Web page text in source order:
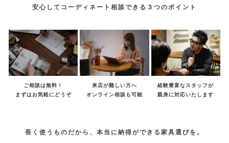
安心してコーディネート相談できる３つのポイント
ご相談は無料！
まずはお気軽にどうぞ
来店が難しい方へ
オンライン相談も可能
経験豊富なスタッフが
親身に対応いたします
長く使うものだから、本当に納得ができる家具選びを。